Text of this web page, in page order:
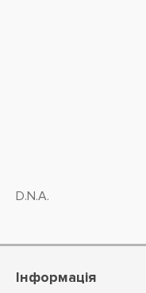
D.N.A.
Інформація